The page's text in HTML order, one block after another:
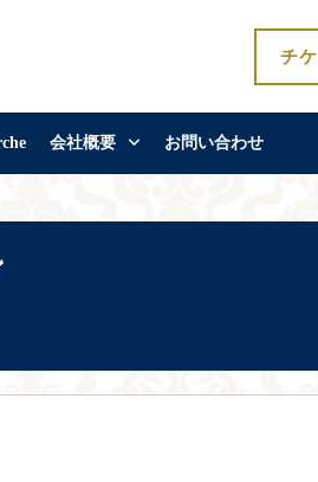
チ
会社概要 お問い合わせ